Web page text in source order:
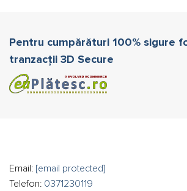
Pentru cumpărături 100% sigure
tranzacții 3D Secure
Email: [email protected]
Telefon: 0371230119